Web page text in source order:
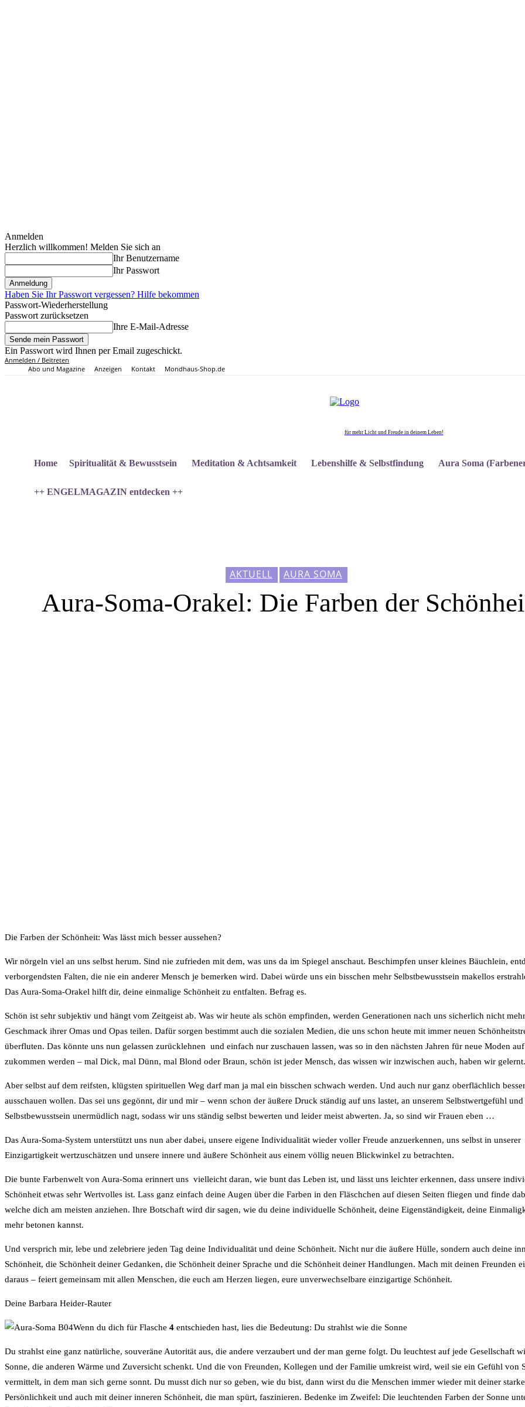
Anmelden
Herzlich willkommen! Melden Sie sich an
Ihr Benutzername
Ihr Passwort
Haben Sie Ihr Passwort vergessen? Hilfe bekommen
Passwort-Wiederherstellung
Passwort zurücksetzen
Ihre E-Mail-Adresse
Ein Passwort wird Ihnen per Email zugeschickt.
Anmelden / Beitreten
Abo und Magazine
Anzeigen Kontakt Mondhaus-Shop.de
für mehr Licht und Freude in deinem Leben!
Home Spiritualität & Bewusstsein Meditation & Achtsamkeit Lebenshilfe & Selbstfindung Aura Soma
++ ENGELMAGAZIN entdecken ++
AKTUELL AURA SOMA
Aura-Soma-Orakel: Die Farben der
Die Farben der Schönheit: Was lässt mich besser aussehen?
Wir nörgeln viel an uns selbst herum. Sind nie zufrieden mit dem, was uns da im Spiegel anschaut. Beschimpfen unser kleines Bäuchlein,
verborgendsten Falten, die nie ein anderer Mensch je bemerken wird. Dabei würde uns ein bisschen mehr Selbstbewusstsein makellos
Das Aura-Soma-Orakel hilft dir, deine einmalige Schönheit zu entfalten. Befrag es.
Schön ist sehr subjektiv und hängt vom Zeitgeist ab. Was wir heute als schön empfinden, werden Generationen nach uns sicherlich nicht
Geschmack ihrer Omas und Opas teilen. Dafür sorgen bestimmt auch die sozialen Medien, die uns schon heute mit immer neuen
überfluten. Das könnte uns nun gelassen zurücklehnen und einfach nur zuschauen lassen, was so in den nächsten Jahren für neue Moden
zukommen werden – mal Dick, mal Dünn, mal Blond oder Braun, schön ist jeder Mensch, das wissen wir inzwischen auch, haben wir gelernt.
Aber selbst auf dem reifsten, klügsten spirituellen Weg darf man ja mal ein bisschen schwach werden. Und auch nur ganz oberflächlich besser
ausschauen wollen. Das sei uns gegönnt, dir und mir – wenn schon der äußere Druck ständig auf uns lastet, an unserem Selbstwertgefühl und
Selbstbewusstsein unermüdlich nagt, sodass wir uns ständig selbst bewerten und leider meist abwerten. Ja, so sind wir Frauen eben …
Das Aura-Soma-System unterstützt uns nun aber dabei, unsere eigene Individualität wieder voller Freude anzuerkennen, uns selbst in unserer
Einzigartigkeit wertzuschätzen und unsere innere und äußere Schönheit aus einem völlig neuen Blickwinkel zu betrachten.
Die bunte Farbenwelt von Aura-Soma erinnert uns vielleicht daran, wie bunt das Leben ist, und lässt uns leichter erkennen, dass unsere
Schönheit etwas sehr Wertvolles ist. Lass ganz einfach deine Augen über die Farben in den Fläschchen auf diesen Seiten fliegen und finde
welche dich am meisten anziehen. Ihre Botschaft wird dir sagen, wie du deine individuelle Schönheit, deine Eigenständigkeit, deine
mehr betonen kannst.
Und versprich mir, lebe und zelebriere jeden Tag deine Individualität und deine Schönheit. Nicht nur die äußere Hülle, sondern auch deine
Schönheit, die Schönheit deiner Gedanken, die Schönheit deiner Sprache und die Schönheit deiner Handlungen. Mach mit deinen Freunden
daraus – feiert gemeinsam mit allen Menschen, die euch am Herzen liegen, eure unverwechselbare einzigartige Schönheit.
Deine Barbara Heider-Rauter
Wenn du dich für Flasche 4 entschieden hast, lies die Bedeutung: Du strahlst wie die Sonne
Du strahlst eine ganz natürliche, souveräne Autorität aus, die andere verzaubert und der man gerne folgt. Du leuchtest auf jede Gesellschaft
Sonne, die anderen Wärme und Zuversicht schenkt. Und die von Freunden, Kollegen und der Familie umkreist wird, weil sie ein Gefühl von
vermittelt, in dem man sich gerne sonnt. Du musst dich nur so geben, wie du bist, dann wirst du die Menschen immer wieder mit deiner
Persönlichkeit und auch mit deiner inneren Schönheit, die man spürt, faszinieren. Bedenke im Zweifel: Die leuchtenden Farben der Sonne